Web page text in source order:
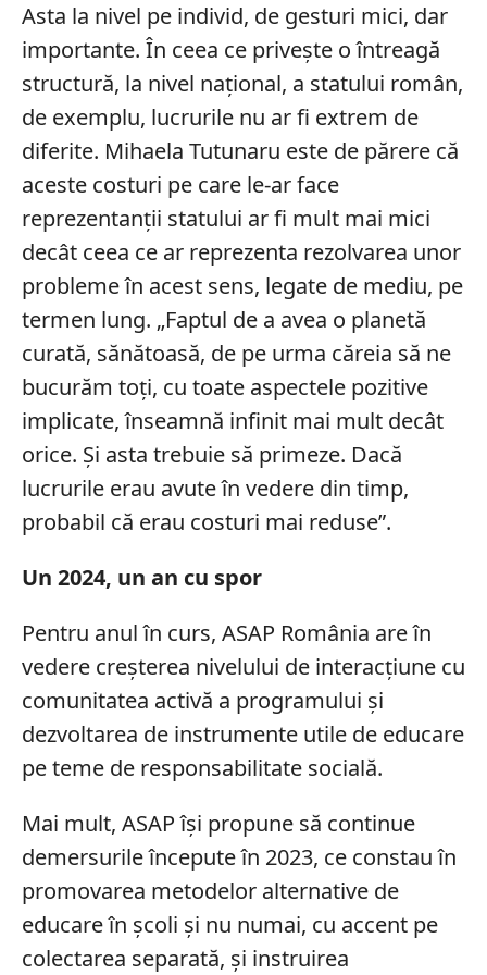
Asta la nivel pe individ, de gesturi mici, dar
importante. În ceea ce privește o întreagă
structură, la nivel național, a statului român,
de exemplu, lucrurile nu ar fi extrem de
diferite. Mihaela Tutunaru este de părere că
aceste costuri pe care le-ar face
reprezentanții statului ar fi mult mai mici
decât ceea ce ar reprezenta rezolvarea unor
probleme în acest sens, legate de mediu, pe
termen lung. „Faptul de a avea o planetă
curată, sănătoasă, de pe urma căreia să ne
bucurăm toți, cu toate aspectele pozitive
implicate, înseamnă infinit mai mult decât
orice. Și asta trebuie să primeze. Dacă
lucrurile erau avute în vedere din timp,
probabil că erau costuri mai reduse”.
Un 2024, un an cu spor
Pentru anul în curs, ASAP România are în
vedere creșterea nivelului de interacțiune cu
comunitatea activă a programului și
dezvoltarea de instrumente utile de educare
pe teme de responsabilitate socială.
Mai mult, ASAP își propune să continue
demersurile începute în 2023, ce constau în
promovarea metodelor alternative de
educare în școli și nu numai, cu accent pe
colectarea separată, și instruirea